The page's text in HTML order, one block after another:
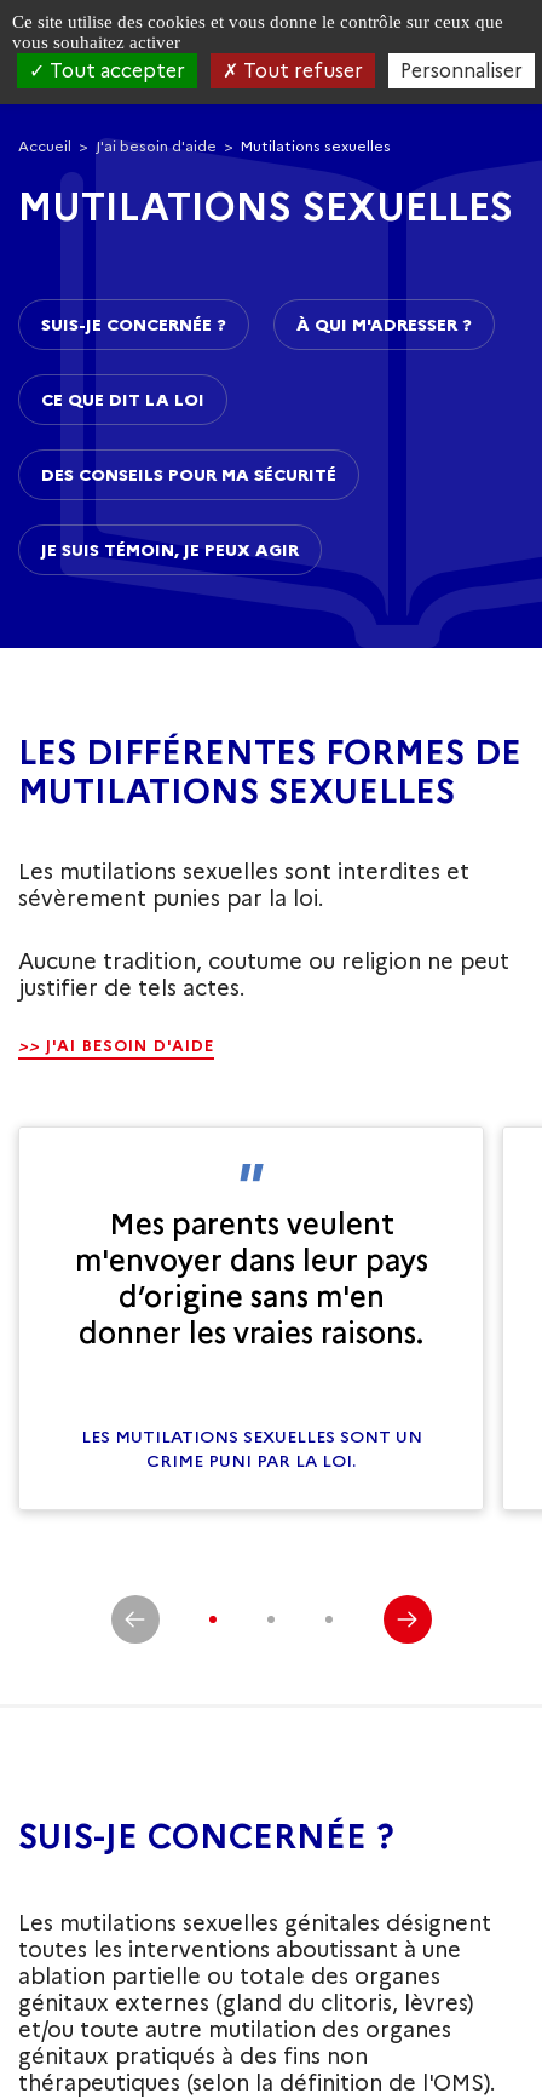
navigation
contenu
principal
Accueil J'ai besoin d'aide Mutilations sexuelles
MUTILATIONS SEXUELLES
SUIS-JE CONCERNÉE ? À QUI M'ADRESSER ?
CE QUE DIT LA LOI
DES CONSEILS POUR MA SÉCURITÉ
JE SUIS TÉMOIN, JE PEUX AGIR
LES DIFFÉRENTES FORMES DE
MUTILATIONS SEXUELLES
Les mutilations sexuelles sont interdites et
sévèrement punies par la loi.
Aucune tradition, coutume ou religion ne peut
justifier de tels actes.
>> J'AI BESOIN D'AIDE
Mes parents veulent
m'envoyer dans leur pays
d’origine sans m'en
donner les vraies raisons.
LES MUTILATIONS SEXUELLES SONT UN
CRIME PUNI PAR LA LOI.
SUIS-JE CONCERNÉE ?
Les mutilations sexuelles génitales désignent
toutes les interventions aboutissant à une
ablation partielle ou totale des organes
génitaux externes (gland du clitoris, lèvres)
et/ou toute autre mutilation des organes
génitaux pratiqués à des fins non
thérapeutiques (selon la définition de l'OMS).
Panneau de gestion des cookies
Ce site utilise des cookies et vous donne le contrôle sur ceux que
vous souhaitez activer
Tout accepter Tout refuser Personnaliser